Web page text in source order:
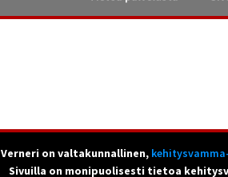
Verneri on valtakunnallinen,
Sivuilla on monipuolisesti tietoa